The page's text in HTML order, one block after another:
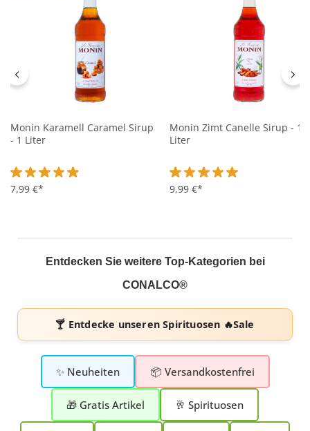
Monin Karamell Caramel Sirup
- 1 Liter
Durchschnittliche Bewertung von 4.9 von 5 Sternen
7,99 €*
Monin Zimt Canelle Sirup - 1
Liter
Durchschnittliche
9,99 €*
Entdecken Sie weitere Top-Kategorien bei
CONALCO®
🍸 Entdecke unserenSpirituosen 🔥Sale
✨ Neuheiten 📦 Versandkostenfrei
🎁 Gratis Artikel 🥂 Spirituosen